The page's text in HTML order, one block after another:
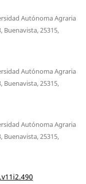
Autónoma Agraria
Buenavista, 25315,
Autónoma Agraria
Buenavista, 25315,
Autónoma Agraria
Buenavista, 25315,